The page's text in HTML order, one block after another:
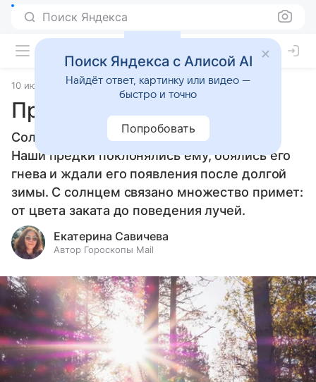
Поиск Яндекса
10 июня 2026 Источник: Гороскопы Mail Приметы
Приметы о солнце
Солнце — источник жизни, тепла и света.
Наши предки поклонялись ему, боялись его
гнева и ждали его появления после долгой
зимы. С солнцем связано множество примет:
от цвета заката до поведения лучей.
Екатерина Савичева
Автор Гороскопы Mail
Поиск Яндекса с Алисой AI
Найдёт ответ, картинку или видео —
быстро и точно
Попробовать